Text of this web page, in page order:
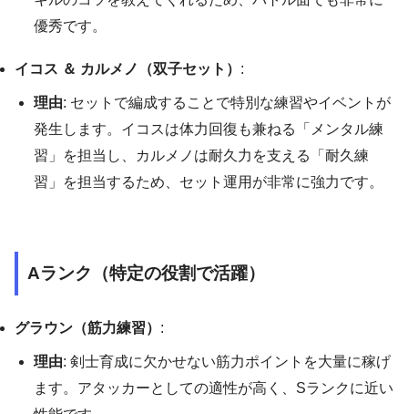
優秀です。
イコス ＆ カルメノ（双子セット） :
理由: セットで編成することで特別な練習やイベントが
発生します。イコスは体力回復も兼ねる「メンタル練
習」を担当し、カルメノは耐久力を支える「耐久練
習」を担当するため、セット運用が非常に強力です。
Aランク（特定の役割で活躍）
グラウン（筋力練習） :
理由: 剣士育成に欠かせない筋力ポイントを大量に稼げ
ます。アタッカーとしての適性が高く、Sランクに近い